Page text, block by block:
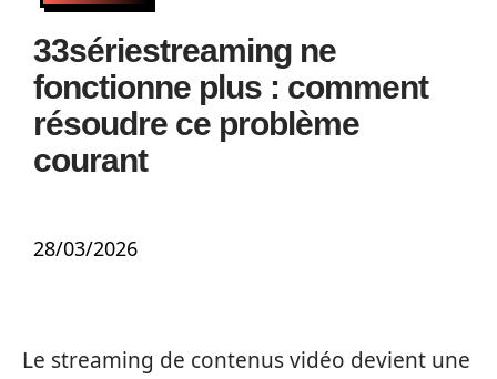
33sériestreaming ne
fonctionne plus : comment
résoudre ce problème
courant
28/03/2026
Le streaming de contenus vidéo devient une